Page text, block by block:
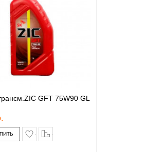
GFT 75W90 GL
в закладки